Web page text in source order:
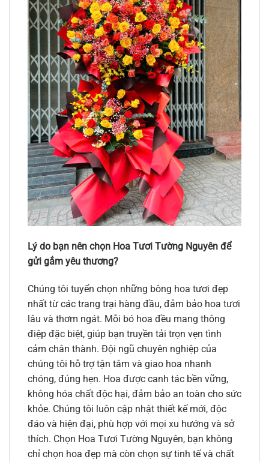
Lý do bạn nên chọn Hoa Tươi Tường Nguyên để
gửi gắm yêu thương?
Chúng tôi tuyển chọn những bông hoa tươi đẹp
nhất từ các trang trại hàng đầu, đảm bảo hoa tươi
lâu và thơm ngát. Mỗi bó hoa đều mang thông
điệp đặc biệt, giúp bạn truyền tải trọn vẹn tình
cảm chân thành. Đội ngũ chuyên nghiệp của
chúng tôi hỗ trợ tận tâm và giao hoa nhanh
chóng, đúng hẹn. Hoa được canh tác bền vững,
không hóa chất độc hại, đảm bảo an toàn cho sức
khỏe. Chúng tôi luôn cập nhật thiết kế mới, độc
đáo và hiện đại, phù hợp với mọi xu hướng và sở
thích. Chọn Hoa Tươi Tường Nguyên, bạn không
chỉ chọn hoa đẹp mà còn chọn sự tinh tế và chất